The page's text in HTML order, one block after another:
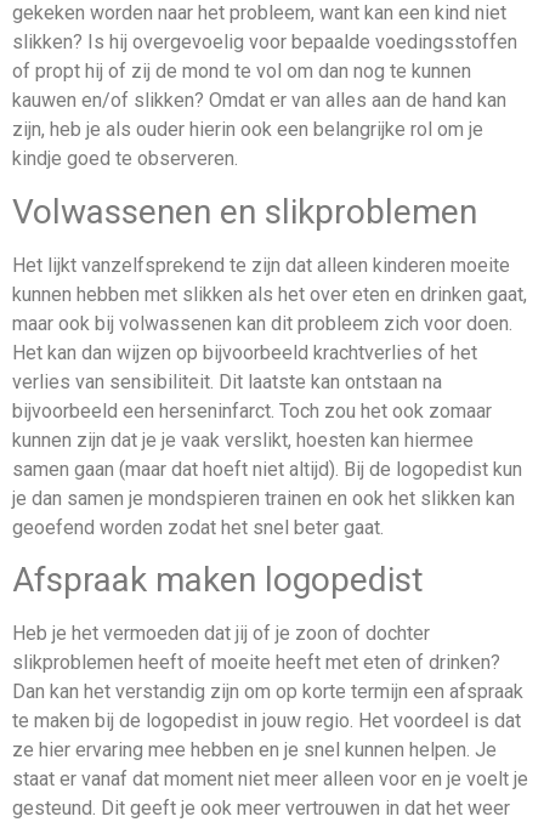
gekeken worden naar het probleem, want kan een kind niet
slikken? Is hij overgevoelig voor bepaalde voedingsstoffen
of propt hij of zij de mond te vol om dan nog te kunnen
kauwen en/of slikken? Omdat er van alles aan de hand kan
zijn, heb je als ouder hierin ook een belangrijke rol om je
kindje goed te observeren.
Volwassenen en slikproblemen
Het lijkt vanzelfsprekend te zijn dat alleen kinderen moeite
kunnen hebben met slikken als het over eten en drinken gaat,
maar ook bij volwassenen kan dit probleem zich voor doen.
Het kan dan wijzen op bijvoorbeeld krachtverlies of het
verlies van sensibiliteit. Dit laatste kan ontstaan na
bijvoorbeeld een herseninfarct. Toch zou het ook zomaar
kunnen zijn dat je je vaak verslikt, hoesten kan hiermee
samen gaan (maar dat hoeft niet altijd). Bij de logopedist kun
je dan samen je mondspieren trainen en ook het slikken kan
geoefend worden zodat het snel beter gaat.
Afspraak maken logopedist
Heb je het vermoeden dat jij of je zoon of dochter
slikproblemen heeft of moeite heeft met eten of drinken?
Dan kan het verstandig zijn om op korte termijn een afspraak
te maken bij de logopedist in jouw regio. Het voordeel is dat
ze hier ervaring mee hebben en je snel kunnen helpen. Je
staat er vanaf dat moment niet meer alleen voor en je voelt je
gesteund. Dit geeft je ook meer vertrouwen in dat het weer